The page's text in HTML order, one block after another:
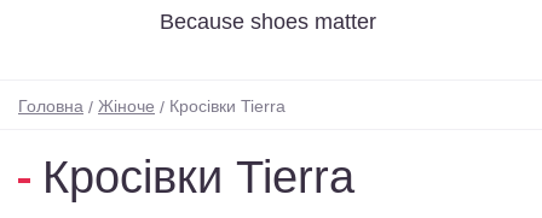
Because shoes matter
Головна Жіноче Кросівки Tierra
Кросівки Tierra